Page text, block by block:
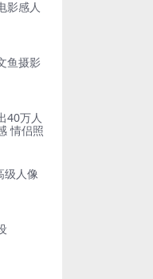
影感人
鱼摄影
40万人
情侣照
级人像